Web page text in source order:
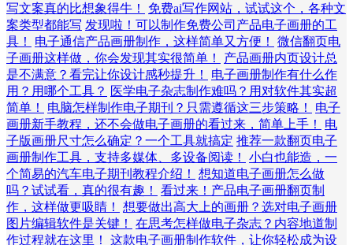
写文案真的比想象得牛！
免费ai写作网站，试试这个，各种文
案类型都能写 发现啦！可以制作免费公司产品电子画册的工
具！
电子通信产品画册制作，这样简单又方便！
微信翻页电
子画册这样做，你会发现其实很简单！
产品画册内页设计总
是不满意？看完让你设计感秒提升！
电子画册制作有什么作
用？用哪个工具？ 医学电子杂志制作难吗？用对软件其实超
简单！
电脑怎样制作电子期刊？只需遵循这三步策略！
电子
画册新手教程，还不会做电子画册的看过来，简单上手！
电
子版画册尺寸怎么确定？一个工具就搞定 推荐一款翻页电子
画册制作工具，支持多媒体、多设备阅读！
小白也能造，一
个简易的汽车电子期刊教程介绍！
想知道电子画册怎么做
吗？试试看，真的很有趣！
看过来！产品电子画册翻页制
作，这样做更吸睛！
想要做出高大上的画册？选对电子画册
图片编辑软件是关键！
在思考怎样做电子杂志？内容地道制
作过程就在这里！
这款电子画册制作软件，让你轻松成为设